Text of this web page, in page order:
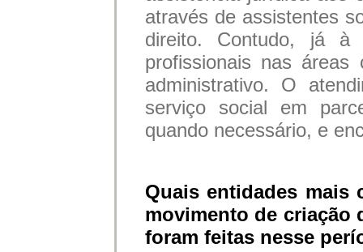
através de assistentes
direito. Contudo, já
profissionais nas áreas
administrativo. O
serviço social em
quando necessário, e
Quais entidades mais
movimento de criação
foram feitas nesse